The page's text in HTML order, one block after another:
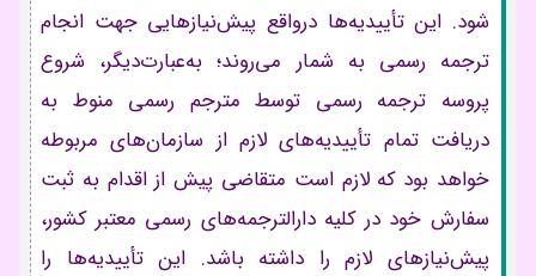
شود. این تأییدیه‌ها درواقع پیش‌نیازهایی جهت انجام
ترجمه رسمی به شمار می‌روند؛ به‌عبارت‌دیگر، شروع
پروسه ترجمه رسمی توسط مترجم رسمی منوط به
دریافت تمام تأییدیه‌های لازم از سازمان‌های مربوطه
خواهد بود که لازم است متقاضی پیش از اقدام به ثبت
سفارش خود در کلیه دارالترجمه‌های رسمی معتبر کشور،
پیش‌نیازهای لازم را داشته باشد. این تأییدیه‌ها را